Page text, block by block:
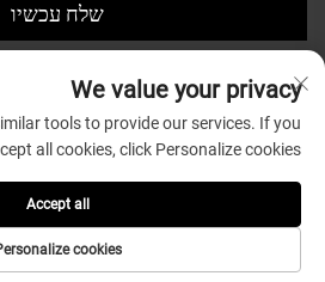
שלח עכשיו
Housewares Co.,Ltd. |
We value your privacy
tools to provide our services. If you
all cookies, click Personalize cookies.
cookies
Accept all